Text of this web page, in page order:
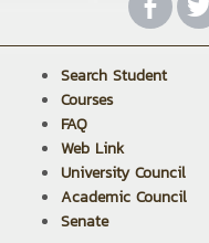
Search Student
Courses
FAQ
Web Link
University Council
Academic Council
Senate